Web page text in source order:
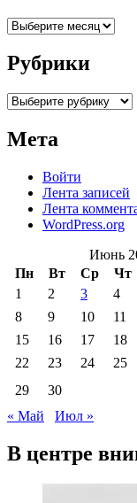
Архивы
Рубрики
Рубрики
Мета
Войти
Лента записей
Лента
WordPress.org
Июнь
Пн
Вт Ср Чт
1
2 3 4
8
9 10 11
15
16 17 18
22
23 24 25
29
30
« Май
Июл »
В центре